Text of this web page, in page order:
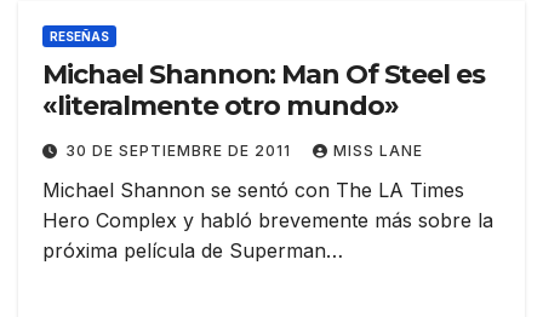
RESEÑAS
Michael Shannon: Man Of Steel es
«literalmente otro mundo»
30 DE SEPTIEMBRE DE 2011 MISS LANE
Michael Shannon se sentó con The LA Times
Hero Complex y habló brevemente más sobre la
próxima película de Superman…